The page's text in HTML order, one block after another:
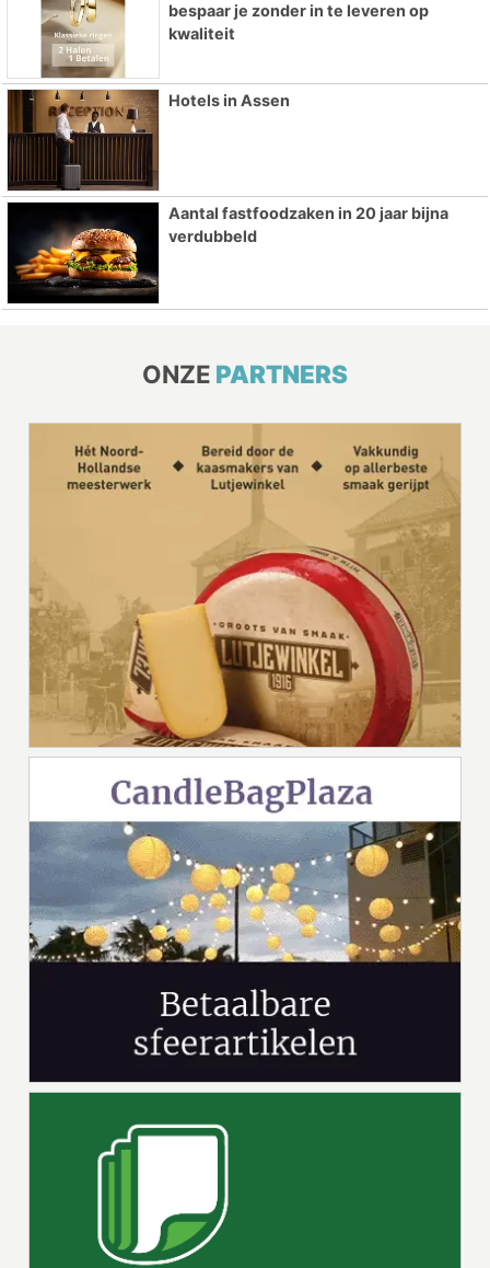
bespaar je zonder in te leveren op
kwaliteit
Hotels in Assen
Aantal fastfoodzaken in 20 jaar bijna
verdubbeld
ONZE PARTNERS